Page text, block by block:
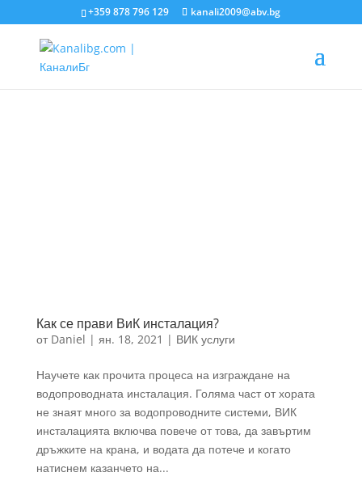
+359 878 796 129 kanali2009@abv.bg
Как се прави ВиК инсталация?
от Daniel | ян. 18, 2021 | ВИК услуги
Научете как прочита процеса на изграждане на
водопроводната инсталация. Голяма част от хората
не знаят много за водопроводните системи, ВИК
инсталацията включва повече от това, да завъртим
дръжките на крана, и водата да потече и когато
натиснем казанчето на...